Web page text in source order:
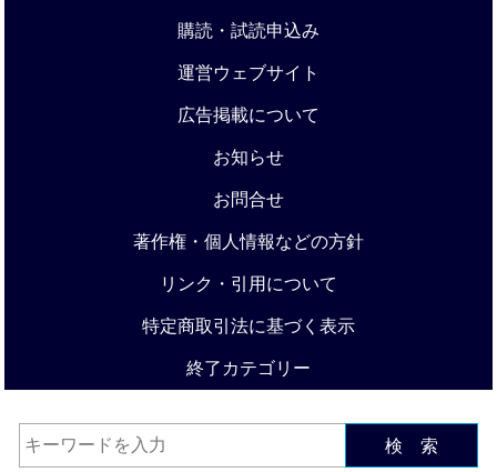
購読・試読申込み
運営ウェブサイト
広告掲載について
お知らせ
お問合せ
著作権・個人情報などの方針
リンク・引用について
特定商取引法に基づく表示
終了カテゴリー
検 索